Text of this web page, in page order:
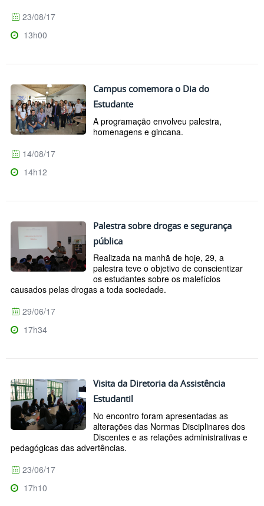
23/08/17
13h00
Campus comemora o Dia do
Estudante
A programação envolveu palestra,
homenagens e gincana.
14/08/17
14h12
Palestra sobre drogas e segurança
pública
Realizada na manhã de hoje, 29, a
palestra teve o objetivo de conscientizar
os estudantes sobre os malefícios
causados pelas drogas a toda sociedade.
29/06/17
17h34
Visita da Diretoria da Assistência
Estudantil
No encontro foram apresentadas as
alterações das Normas Disciplinares dos
Discentes e as relações administrativas e
pedagógicas das advertências.
23/06/17
17h10